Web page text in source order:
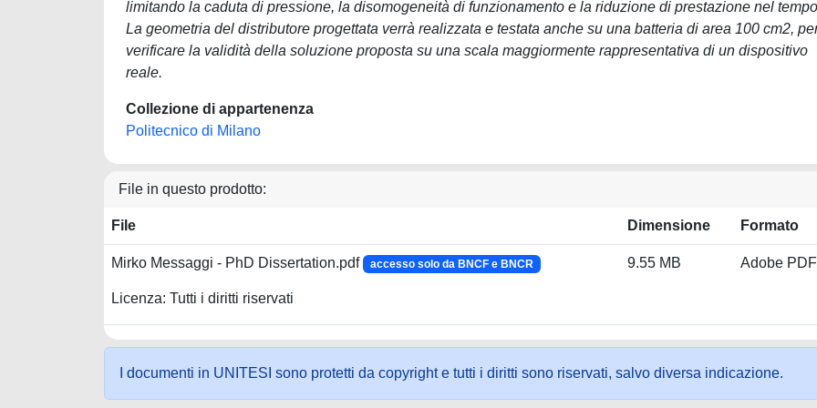
limitando la caduta di pressione, la disomogeneità di funzionamento e la riduzione di prestazione nel
La geometria del distributore progettata verrà realizzata e testata anche su una batteria di area 100 cm2,
verificare la validità della soluzione proposta su una scala maggiormente rappresentativa di un dispositivo
reale.
Collezione di appartenenza
Politecnico di Milano
File in questo prodotto:
File Dimensione Formato
Mirko Messaggi - PhD Dissertation.pdf accesso solo da BNCF e BNCR
Licenza: Tutti i diritti riservati
9.55 MB Adobe PDF
I documenti in UNITESI sono protetti da copyright e tutti i diritti sono riservati, salvo diversa indicazione.